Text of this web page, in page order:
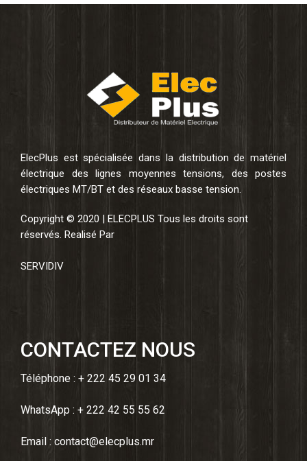
ElecPlus est spécialisée dans la distribution de matériel
électrique des lignes moyennes tensions, des postes
électriques MT/BT et des réseaux basse tension.
Copyright © 2020 | ELECPLUS Tous les droits sont
réservés. Realisé Par
SERVIDIV
CONTACTEZ NOUS
Téléphone : + 222 45 29 01 34
WhatsApp : + 222 42 55 55 62
Email : contact@elecplus.mr